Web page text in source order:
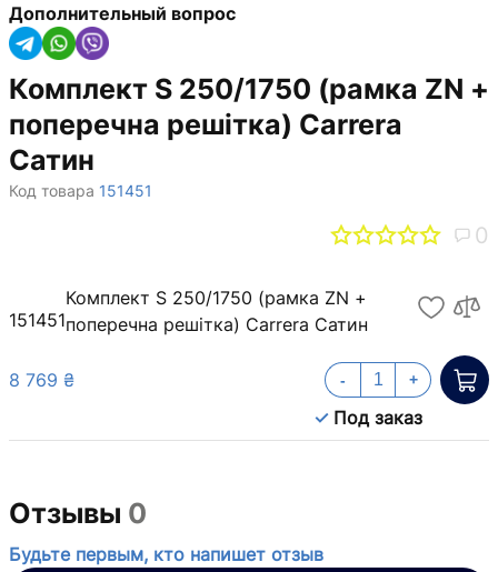
Дополнительный вопрос
Комплект S 250/1750 (рамка ZN +
поперечна решітка) Carrera
Сатин
Код товара 151451
0
151451
Комплект S 250/1750 (рамка ZN +
поперечна решітка) Carrera Сатин
8 769 ₴
Под заказ
- +
Отзывы 0
Будьте первым, кто напишет отзыв